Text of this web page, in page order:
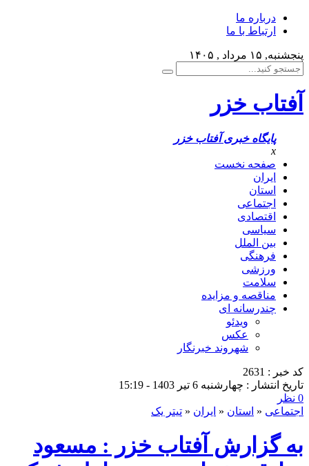
درباره ما
ارتباط با ما
پنجشنبه, ۱۵ مرداد , ۱۴۰۵
آفتاب خزر
پایگاه خبری آفتاب خزر
x
صفحه نخست
ایران
استان
اجتماعی
اقتصادی
سیاسی
بین الملل
فرهنگی
ورزشی
سلامت
مناقصه و مزایده
چندرسانه ای
ویدئو
عکس
شهروند خبرنگار
کد خبر : 2631
تاریخ انتشار : چهارشنبه 6 تیر 1403 - 15:19
0 نظر
اجتماعی « استان « ایران « تیتر یک
به گزارش آفتاب خزر : مسعود